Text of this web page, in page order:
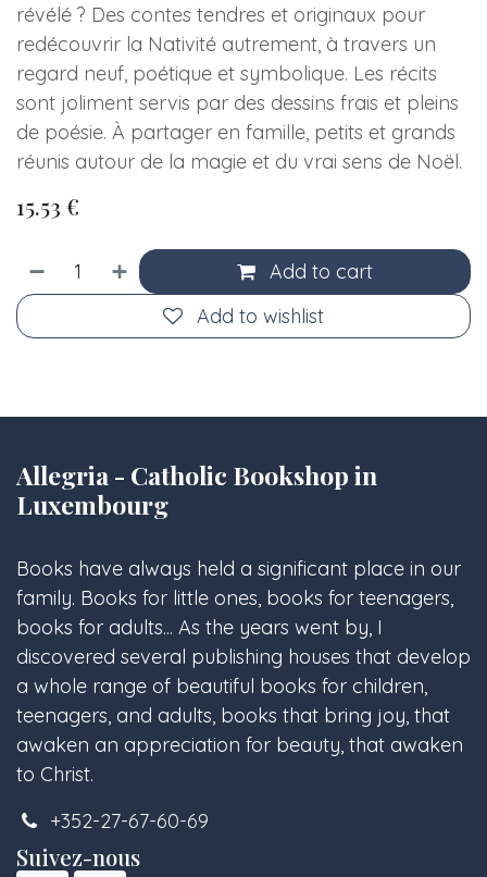
révélé ? Des contes tendres et originaux pour
redécouvrir la Nativité autrement, à travers un
regard neuf, poétique et symbolique. Les récits
sont joliment servis par des dessins frais et pleins
de poésie. À partager en famille, petits et grands
réunis autour de la magie et du vrai sens de Noël.
15.53 €
Add to cart
Add to wishlist
Allegria - Catholic Bookshop in
Luxembourg
Books have always held a significant place in our
family. Books for little ones, books for teenagers,
books for adults... As the years went by, I
discovered several publishing houses that develop
a whole range of beautiful books for children,
teenagers, and adults, books that bring joy, that
awaken an appreciation for beauty, that awaken
to Christ.
+352-27-67-60-69
Suivez-nous